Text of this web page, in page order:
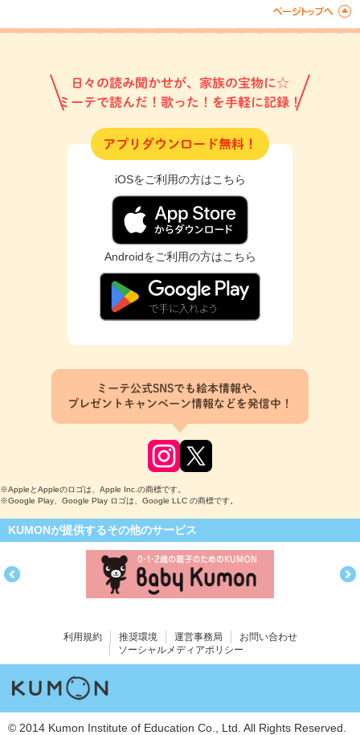
日々の読み聞かせが、家族の宝物に☆
ミーテで読んだ！歌った！を手軽に記録！
アプリダウンロード無料！
iOSをご利用の方はこちら
Androidをご利用の方はこちら
ミーテ公式SNSでも絵本情報や、
プレゼントキャンペーン情報などを発信中！
※AppleとAppleのロゴは、Apple Inc.の商標です。
※Google Play、Google Play ロゴは、Google LLC の商標です。
KUMONが提供するその他のサービス
利用規約 推奨環境 運営事務局
お問い合わせ
ソーシャルメディアポリシー
© 2014 Kumon Institute of Education Co., Ltd. All Rights Reserved.